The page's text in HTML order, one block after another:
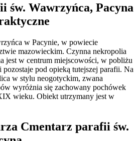
św. Wawrzyńca, Pacyna
w Pacynie, w powiecie
mazowieckim. Czynna nekropolia
jest w centrum miejscowości, w pobliżu
pozostaje pod opieką tutejszej parafii. Na
w stylu neogotyckim, zwana
wyróżnia się zachowany pochówek
wieku. Obiekt utrzymany jest w
Cmentarz parafii św.